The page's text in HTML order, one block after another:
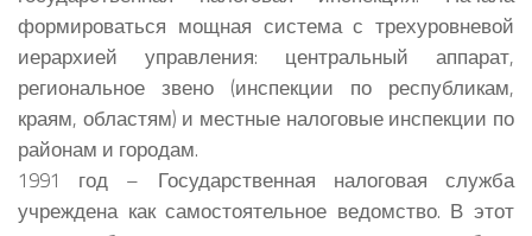
формироваться мощная система с трехуровневой
иерархией управления: центральный аппарат,
региональное звено (инспекции по республикам,
краям, областям) и местные налоговые инспекции по
районам и городам.
1991 год – Государственная налоговая служба
учреждена как самостоятельное ведомство. В этот